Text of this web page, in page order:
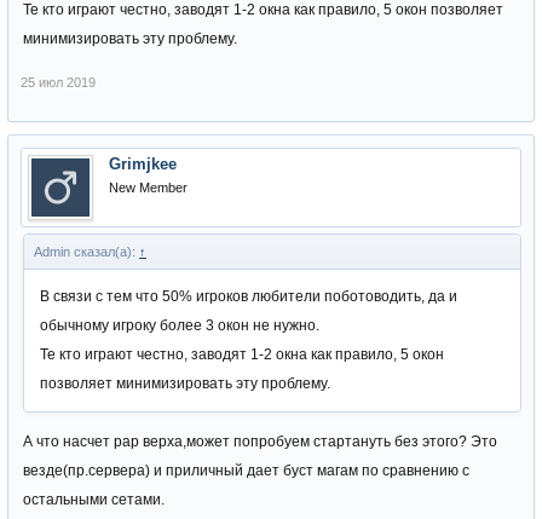
Те кто играют честно, заводят 1-2 окна как правило, 5 окон позволяет
минимизировать эту проблему.
25 июл 2019
Grimjkee
New Member
Admin сказал(а): ↑
В связи с тем что 50% игроков любители поботоводить, да и
обычному игроку более 3 окон не нужно.
Те кто играют честно, заводят 1-2 окна как правило, 5 окон
позволяет минимизировать эту проблему.
А что насчет рар верха,может попробуем стартануть без этого? Это
везде(пр.сервера) и приличный дает буст магам по сравнению с
остальными сетами.